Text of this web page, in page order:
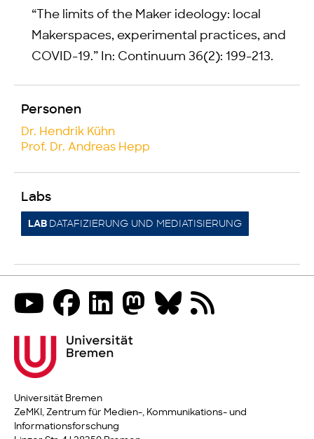
“The limits of the Maker ideology: local
Makerspaces, experimental practices, and
COVID-19.” In: Continuum 36(2): 199-213.
Personen
Dr. Hendrik Kühn
Prof. Dr. Andreas Hepp
Labs
LAB DATAFIZIERUNG UND MEDIATISIERUNG
Universität Bremen
ZeMKI, Zentrum für Medien-, Kommunikations- und
Informationsforschung